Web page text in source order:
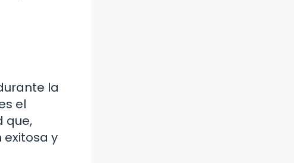
la
el
que,
y